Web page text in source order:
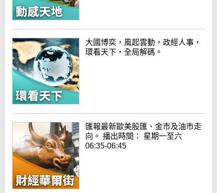
大國博奕，風起雲動，政經人事，
環看天下，全局解碼。
匯報最新歐美股匯、金市及油市走
向。 播出時間： 星期一至六
06:35-06:45